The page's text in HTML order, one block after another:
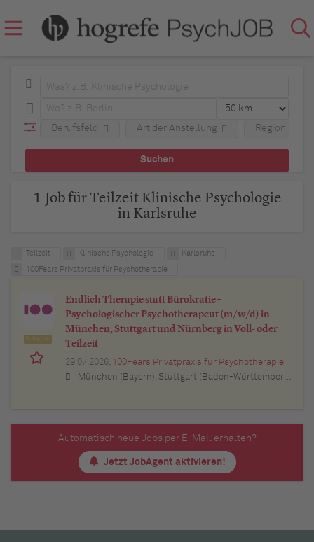
Berufsfeld Art der Anstellung Region
1 Job für Teilzeit Klinische Psychologie
in Karlsruhe
Teilzeit Klinische Psychologie Karlsruhe
100Fears Privatpraxis für Psychotherapie
Endlich Therapie statt Bürokratie –
Psychologischer Psychotherapeut (m/w/d) in
München, Stuttgart und Nürnberg in Voll- oder
Teilzeit
29.07.2026, 100Fears Privatpraxis für Psychotherapie
München (Bayern), Stuttgart (Baden-Württemberg), Nürnberg (Bayern), Esslingen am Neckar (Baden-Württemberg), Ludwigsburg (Baden-Württemberg), Sindelfingen (Baden-Württemberg), Böblingen (Baden-Württemberg), Waiblingen (Baden-Württemberg), Heilbronn (Baden-Württemberg), Reutlingen (Baden-Württemberg), Tübingen (Baden-Württemberg), Aalen (Baden-Württemberg), Schwäbisch Gmünd (Baden-Württemberg), Karlsruhe (Baden-Württemberg), Mannheim (Baden-Württemberg), Ulm (Baden-Württemberg), Pforzheim (Baden-Württemberg), Offenburg (Baden-Württemberg), Göppingen (Baden-Württemberg), Baden-Baden (Baden-Württemberg), Heidenheim an der Brenz (Baden-Württemberg), Ingolstadt (Bayern), Erlangen (Bayern), Regensburg (Bayern), Bamberg (Bayern), Bayreuth (Bayern)
Automatisch neue Jobs per E-Mail erhalten?
Jetzt JobAgent aktivieren!